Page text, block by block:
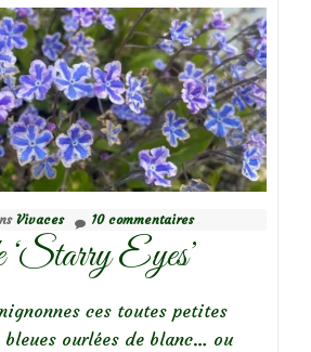
Vivaces 10 commentaires
‘Starry Eyes’
ces toutes petites
ourlées de blanc… ou